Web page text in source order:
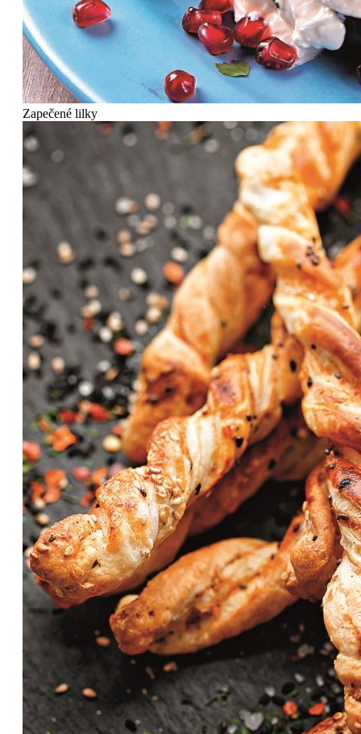
Zapečené lilky